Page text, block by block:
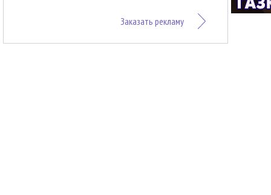
Заказать рекламу